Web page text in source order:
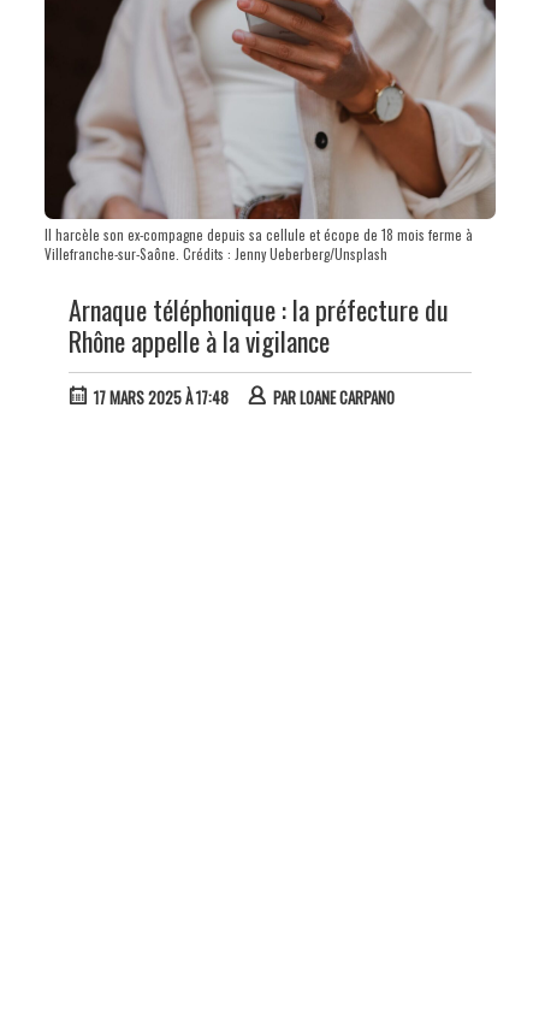
Il harcèle son ex-compagne depuis sa cellule et écope de 18 mois ferme à
Villefranche-sur-Saône. Crédits : Jenny Ueberberg/Unsplash
Arnaque téléphonique : la préfecture du
Rhône appelle à la vigilance
17 MARS 2025 À 17:48 PARLOANE CARPANO